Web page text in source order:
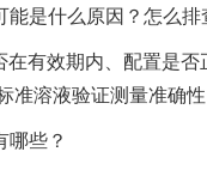
是什么原因？怎么排
有效期内、配置是
准溶液验证测量准确
哪些？